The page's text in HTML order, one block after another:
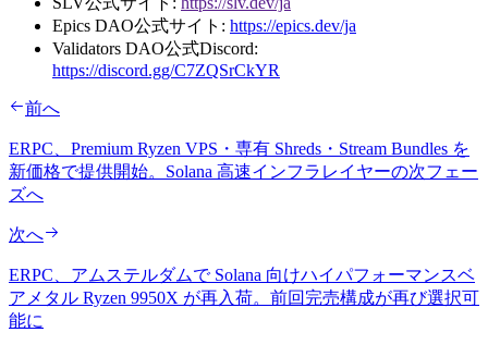
Epics DAO公式サイト: https://epics.dev/ja
Validators DAO公式Discord:
https://discord.gg/C7ZQSrCkYR
前へ
ERPC、Premium Ryzen VPS・専有 Shreds・Stream Bundles を
新価格で提供開始。Solana 高速インフラレイヤーの次フェー
ズへ
次へ
ERPC、アムステルダムで Solana 向けハイパフォーマンスベ
アメタル Ryzen 9950X が再入荷。前回完売構成が再び選択可
能に